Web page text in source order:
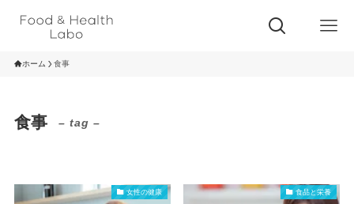
ホーム 食事
食事 – tag –
女性の健康 食品と栄養